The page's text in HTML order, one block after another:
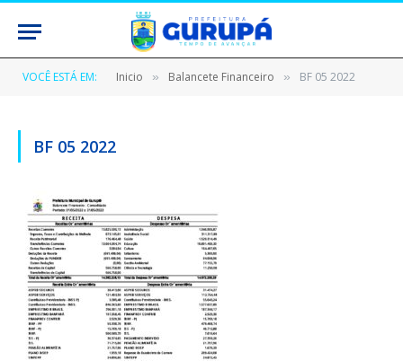
VOCÊ ESTÁ EM: Inicio » Balancete Financeiro » BF 05 2022
BF 05 2022